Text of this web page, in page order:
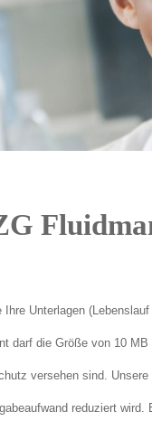
Unterlagen
darf die Größe von 10
versehen sind.
reduziert